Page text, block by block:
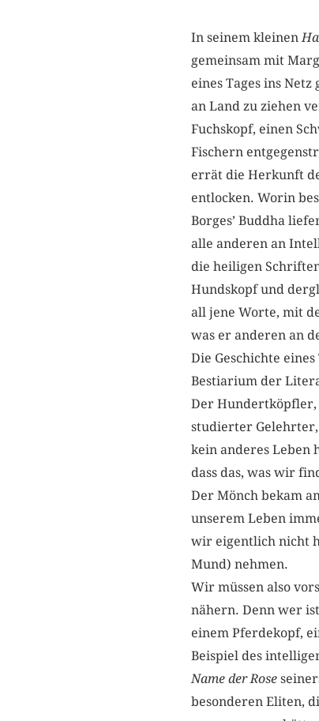
In seinem kleinen
gemeinsam mit
eines Tages ins
an Land zu ziehen
Fuchskopf, einen
Fischern
errät die Herkunft
entlocken. Worin
Borges’ Buddha
alle anderen an
die heiligen
Hundskopf und
all jene Worte, mit
was er anderen an
Die Geschichte
Bestiarium der
Der Hundertköpfler,
studierter Gelehrter,
kein anderes Leben
dass das, was wir
Der Mönch bekam
unserem Leben
wir eigentlich nicht
Mund) nehmen.
Wir müssen also
nähern. Denn wer
einem Pferdekopf,
Beispiel des
Name der Rose
besonderen Eliten,